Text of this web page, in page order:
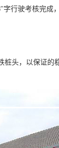
行驶考核完成
头，以保证